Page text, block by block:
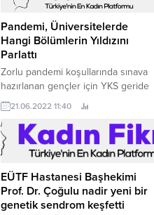
Pandemi, Üniversitelerde
Hangi Bölümlerin Yıldızını
Parlattı
Zorlu pandemi koşullarında sınava
hazırlanan gençler için YKS geride
kaldı.21.06.2022 11:40
EÜTF Hastanesi Başhekimi
Prof. Dr. Çoğulu nadir yeni bir
genetik sendrom keşfetti